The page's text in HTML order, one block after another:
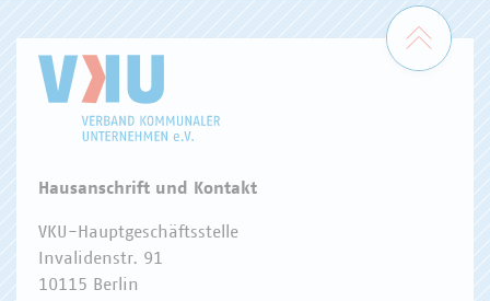
Zum
Hausanschrift und Kontakt
VKU-Hauptgeschäftsstelle
Invalidenstr. 91
10115 Berlin